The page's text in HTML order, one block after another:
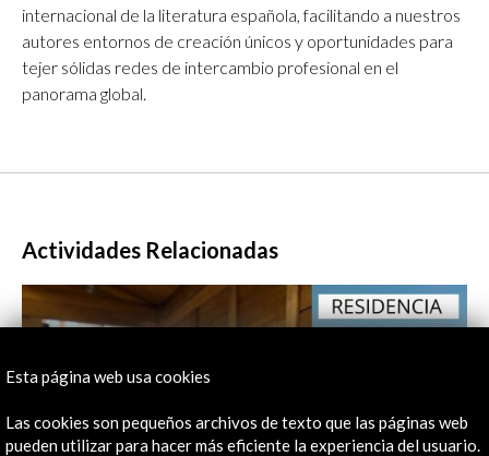
internacional de la literatura española, facilitando a nuestros
autores entornos de creación únicos y oportunidades para
tejer sólidas redes de intercambio profesional en el
panorama global.
Actividades Relacionadas
Esta página web usa cookies
Las cookies son pequeños archivos de texto que las páginas web
pueden utilizar para hacer más eficiente la experiencia del usuario.